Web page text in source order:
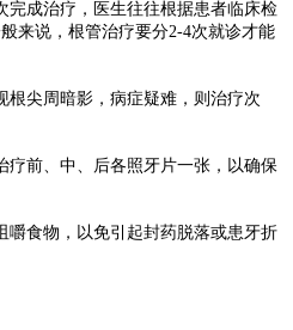
成治疗，医生往往根据患者临床检
来说，根管治疗要分2-4次就诊才能
尖周暗影，病症疑难，则治疗次
前、中、后各照牙片一张，以确保
食物，以免引起封药脱落或患牙折